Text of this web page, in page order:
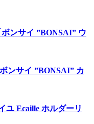
ンサイ ”BONSAI” ウ
ンサイ ”BONSAI” カ
ユ Ecaille ホルダーリ